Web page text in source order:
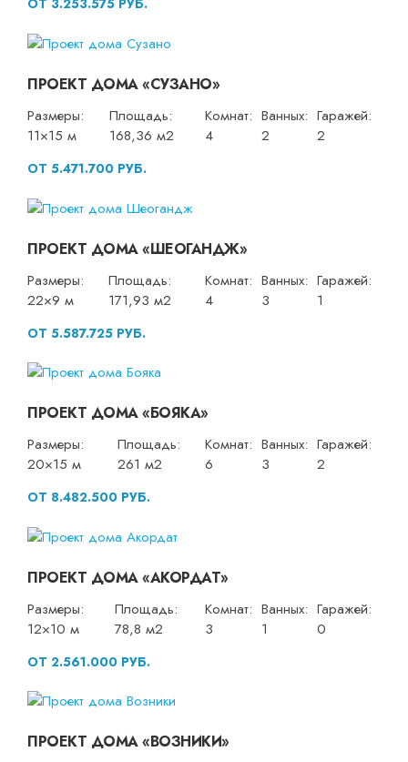
ОТ 3.253.575 РУБ.
ПРОЕКТ ДОМА «СУЗАНО»
Размеры:
11×15 м
Площадь:
168,36 м2
Комнат:
4
Ванных:
2
Гаражей:
2
ОТ 5.471.700 РУБ.
ПРОЕКТ ДОМА «ШЕОГАНДЖ»
Размеры:
22×9 м
Площадь:
171,93 м2
Комнат:
4
Ванных:
3
Гаражей:
1
ОТ 5.587.725 РУБ.
ПРОЕКТ ДОМА «БОЯКА»
Размеры:
20×15 м
Площадь:
261 м2
Комнат:
6
Ванных:
3
Гаражей:
2
ОТ 8.482.500 РУБ.
ПРОЕКТ ДОМА «АКОРДАТ»
Размеры:
12×10 м
Площадь:
78,8 м2
Комнат:
3
Ванных:
1
Гаражей:
0
ОТ 2.561.000 РУБ.
ПРОЕКТ ДОМА «ВОЗНИКИ»